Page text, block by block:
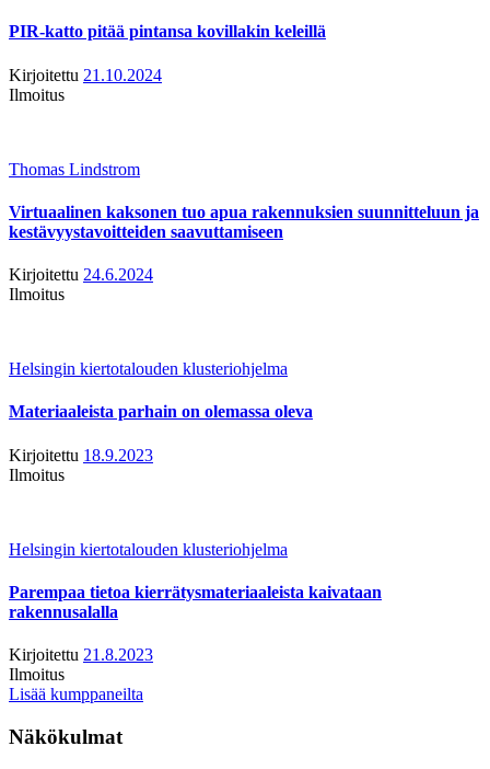
PIR-katto pitää pintansa kovillakin keleillä
Kirjoitettu 21.10.2024
Ilmoitus
Thomas Lindstrom
Virtuaalinen kaksonen tuo apua rakennuksien suunnitteluun ja
kestävyystavoitteiden saavuttamiseen
Kirjoitettu 24.6.2024
Ilmoitus
Helsingin kiertotalouden klusteriohjelma
Materiaaleista parhain on olemassa oleva
Kirjoitettu 18.9.2023
Ilmoitus
Helsingin kiertotalouden klusteriohjelma
Parempaa tietoa kierrätysmateriaaleista kaivataan
rakennusalalla
Kirjoitettu 21.8.2023
Ilmoitus
Lisää kumppaneilta
Näkökulmat